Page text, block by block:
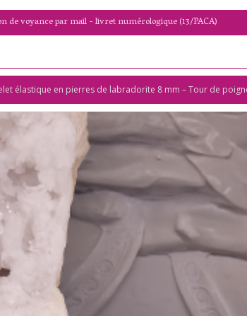
voyance par mail - livret numérologique (13/PACA)
élastique en pierres de labradorite 8 mm – Tour de